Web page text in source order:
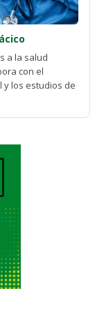
a la salud
con el
y los estudios de